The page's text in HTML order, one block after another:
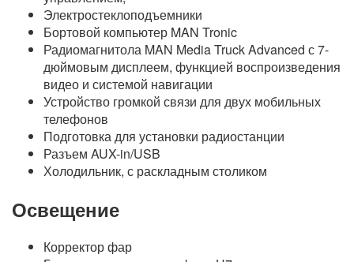
Электростеклоподъемники
Бортовой компьютер MAN Tronic
Радиомагнитола MAN Media Truck Advanced с 7-
дюймовым дисплеем, функцией воспроизведения
видео и системой навигации
Устройство громкой связи для двух мобильных
телефонов
Подготовка для установки радиостанции
Разъем AUX-in/USB
Холодильник, с раскладным столиком
Освещение
Корректор фар